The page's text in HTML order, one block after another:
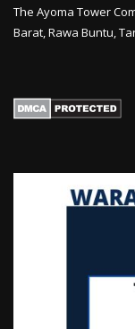
The Ayoma Tower
Barat, Rawa Buntu,